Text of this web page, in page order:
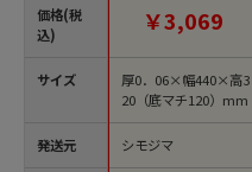
価格(税
込)
サイズ
発送元
￥3,069
厚0．06×幅440×高3
20（底マチ120）mm
シモジマ